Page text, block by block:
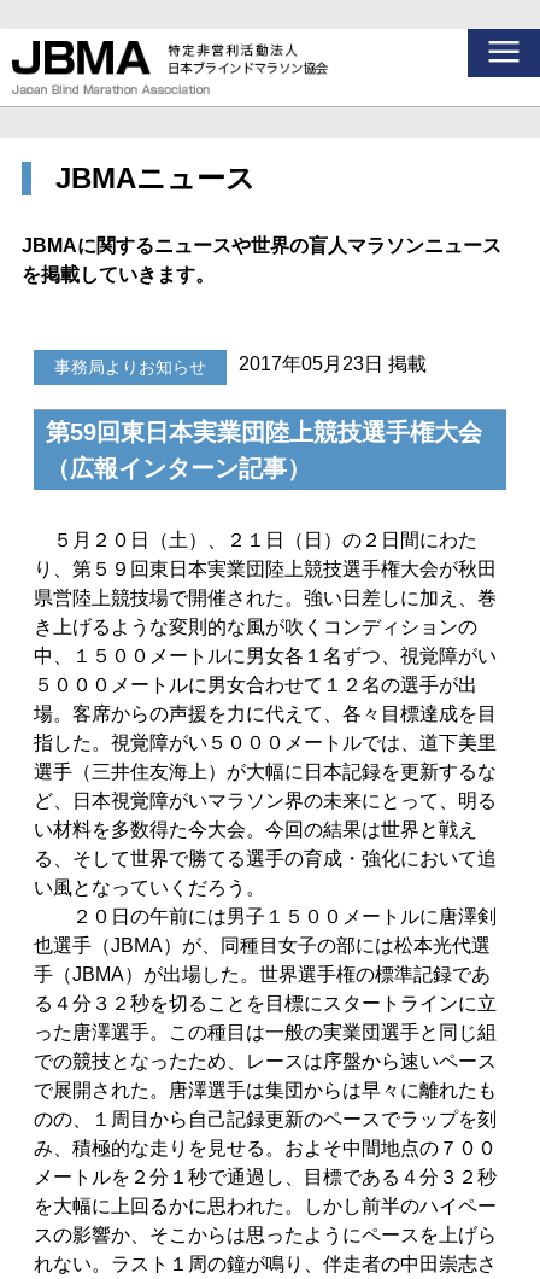
JBMAニュース
JBMAに関するニュースや世界の盲人マラソンニュース
を掲載していきます。
事務局よりお知らせ 2017年05月23日 掲載
第59回東日本実業団陸上競技選手権大会
（広報インターン記事）
５月２０日（土）、２１日（日）の２日間にわた
り、第５９回東日本実業団陸上競技選手権大会が秋田
県営陸上競技場で開催された。強い日差しに加え、巻
き上げるような変則的な風が吹くコンディションの
中、１５００メートルに男女各１名ずつ、視覚障がい
５０００メートルに男女合わせて１２名の選手が出
場。客席からの声援を力に代えて、各々目標達成を目
指した。視覚障がい５０００メートルでは、道下美里
選手（三井住友海上）が大幅に日本記録を更新するな
ど、日本視覚障がいマラソン界の未来にとって、明る
い材料を多数得た今大会。今回の結果は世界と戦え
る、そして世界で勝てる選手の育成・強化において追
い風となっていくだろう。
２０日の午前には男子１５００メートルに唐澤剣
也選手（JBMA）が、同種目女子の部には松本光代選
手（JBMA）が出場した。世界選手権の標準記録であ
る４分３２秒を切ることを目標にスタートラインに立
った唐澤選手。この種目は一般の実業団選手と同じ組
での競技となったため、レースは序盤から速いペース
で展開された。唐澤選手は集団からは早々に離れたも
のの、１周目から自己記録更新のペースでラップを刻
み、積極的な走りを見せる。およそ中間地点の７００
メートルを２分１秒で通過し、目標である４分３２秒
を大幅に上回るかに思われた。しかし前半のハイペー
スの影響か、そこからは思ったようにペースを上げら
れない。ラスト１周の鐘が鳴り、伴走者の中田崇志さ